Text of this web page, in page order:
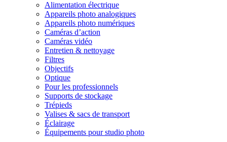
Alimentation électrique
Appareils photo analogiques
Appareils photo numériques
Caméras d’action
Caméras vidéo
Entretien & nettoyage
Filtres
Objectifs
Optique
Pour les professionnels
Supports de stockage
Trépieds
Valises & sacs de transport
Éclairage
Équipements pour studio photo